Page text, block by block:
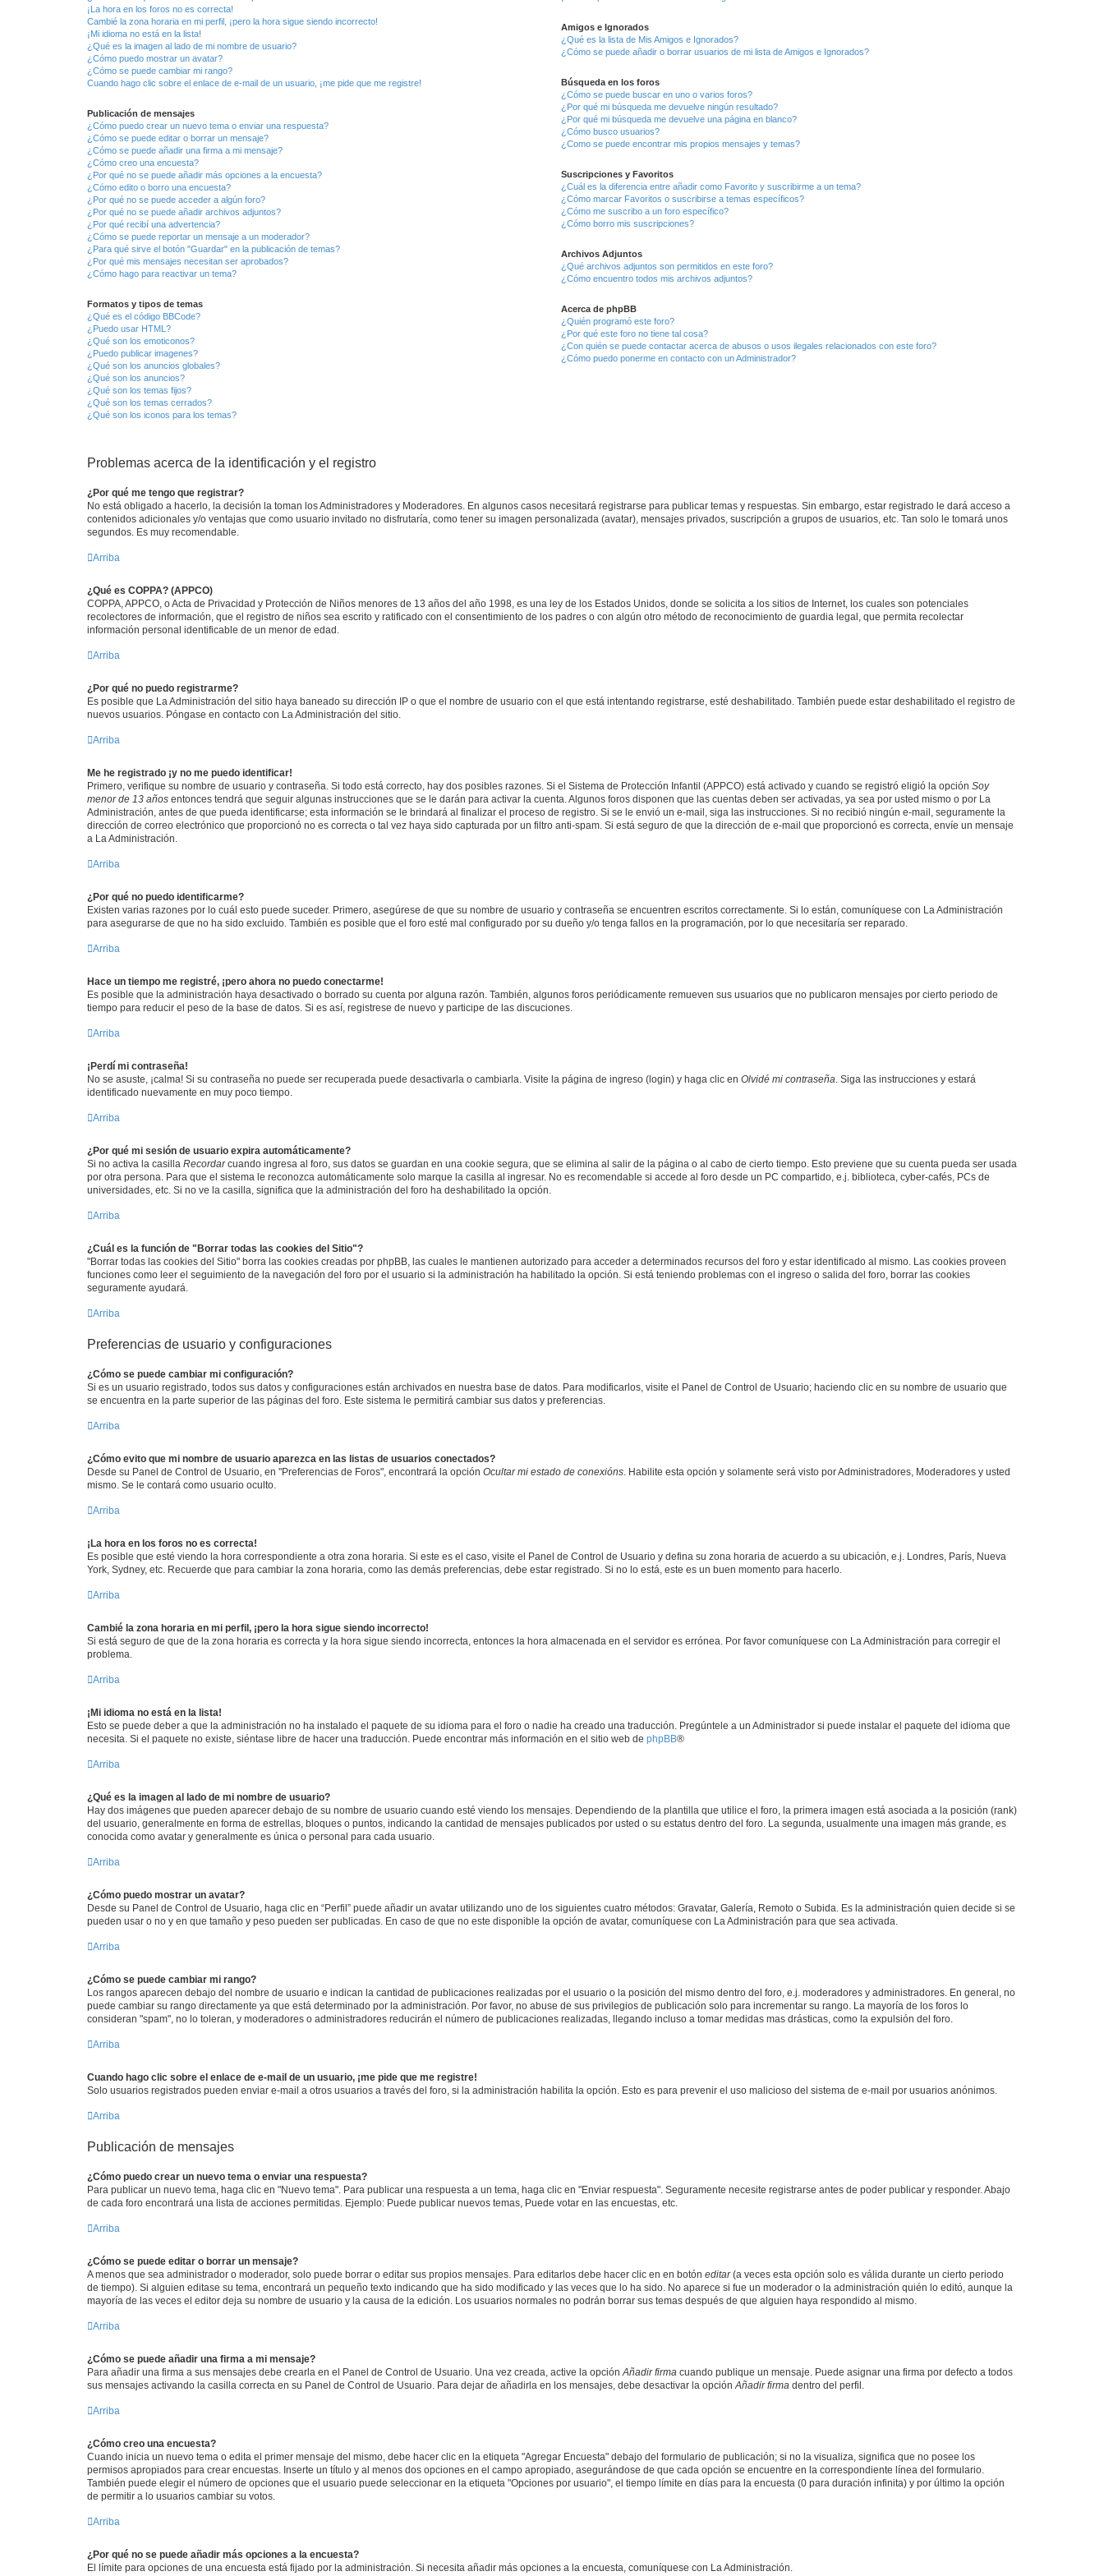
¡La hora en los foros no es correcta!
Cambié la zona horaria en mi perfil, ¡pero la hora sigue siendo incorrecto!
¡Mi idioma no está en la lista!
¿Qué es la imagen al lado de mi nombre de usuario?
¿Cómo puedo mostrar un avatar?
¿Cómo se puede cambiar mi rango?
Cuando hago clic sobre el enlace de e-mail de un usuario, ¡me pide que me registre!
Publicación de mensajes
¿Cómo puedo crear un nuevo tema o enviar una respuesta?
¿Cómo se puede editar o borrar un mensaje?
¿Cómo se puede añadir una firma a mi mensaje?
¿Cómo creo una encuesta?
¿Por qué no se puede añadir más opciones a la encuesta?
¿Cómo edito o borro una encuesta?
¿Por qué no se puede acceder a algún foro?
¿Por qué no se puede añadir archivos adjuntos?
¿Por qué recibí una advertencia?
¿Cómo se puede reportar un mensaje a un moderador?
¿Para qué sirve el botón "Guardar" en la publicación de temas?
¿Por qué mis mensajes necesitan ser aprobados?
¿Cómo hago para reactivar un tema?
Formatos y tipos de temas
¿Qué es el código BBCode?
¿Puedo usar HTML?
¿Qué son los emoticonos?
¿Puedo publicar imagenes?
¿Qué son los anuncios globales?
¿Qué son los anuncios?
¿Qué son los temas fijos?
¿Qué son los temas cerrados?
¿Qué son los iconos para los temas?
Amigos e Ignorados
¿Qué es la lista de Mis Amigos e Ignorados?
¿Cómo se puede añadir o borrar usuarios de mi lista de Amigos e Ignorados?
Búsqueda en los foros
¿Cómo se puede buscar en uno o varios foros?
¿Por qué mi búsqueda me devuelve ningún resultado?
¿Por qué mi búsqueda me devuelve una página en blanco?
¿Cómo busco usuarios?
¿Como se puede encontrar mis propios mensajes y temas?
Suscripciones y Favoritos
¿Cuál es la diferencia entre añadir como Favorito y suscribirme a un tema?
¿Cómo marcar Favoritos o suscribirse a temas específicos?
¿Cómo me suscribo a un foro específico?
¿Cómo borro mis suscripciones?
Archivos Adjuntos
¿Qué archivos adjuntos son permitidos en este foro?
¿Cómo encuentro todos mis archivos adjuntos?
Acerca de phpBB
¿Quién programó este foro?
¿Por qué este foro no tiene tal cosa?
¿Con quién se puede contactar acerca de abusos o usos ilegales relacionados con este foro?
¿Cómo puedo ponerme en contacto con un Administrador?
Problemas acerca de la identificación y el registro
¿Por qué me tengo que registrar?
No está obligado a hacerlo, la decisión la toman los Administradores y Moderadores. En algunos casos necesitará registrarse para publicar temas y respuestas. Sin embargo, estar registrado le dará acceso a
contenidos adicionales y/o ventajas que como usuario invitado no disfrutaría, como tener su imagen personalizada (avatar), mensajes privados, suscripción a grupos de usuarios, etc. Tan solo le tomará unos
segundos. Es muy recomendable.
Arriba
¿Qué es COPPA? (APPCO)
COPPA, APPCO, o Acta de Privacidad y Protección de Niños menores de 13 años del año 1998, es una ley de los Estados Unidos, donde se solicita a los sitios de Internet, los cuales son potenciales
recolectores de información, que el registro de niños sea escrito y ratificado con el consentimiento de los padres o con algún otro método de reconocimiento de guardia legal, que permita recolectar
información personal identificable de un menor de edad.
Arriba
¿Por qué no puedo registrarme?
Es posible que La Administración del sitio haya baneado su dirección IP o que el nombre de usuario con el que está intentando registrarse, esté deshabilitado. También puede estar deshabilitado el registro de
nuevos usuarios. Póngase en contacto con La Administración del sitio.
Arriba
Me he registrado ¡y no me puedo identificar!
Primero, verifique su nombre de usuario y contraseña. Si todo está correcto, hay dos posibles razones. Si el Sistema de Protección Infantil (APPCO) está activado y cuando se registró eligió la opción Soy
menor de 13 años entonces tendrá que seguir algunas instrucciones que se le darán para activar la cuenta. Algunos foros disponen que las cuentas deben ser activadas, ya sea por usted mismo o por La
Administración, antes de que pueda identificarse; esta información se le brindará al finalizar el proceso de registro. Si se le envió un e-mail, siga las instrucciones. Si no recibió ningún e-mail, seguramente la
dirección de correo electrónico que proporcionó no es correcta o tal vez haya sido capturada por un filtro anti-spam. Si está seguro de que la dirección de e-mail que proporcionó es correcta, envíe un mensaje
a La Administración.
Arriba
¿Por qué no puedo identificarme?
Existen varias razones por lo cuál esto puede suceder. Primero, asegúrese de que su nombre de usuario y contraseña se encuentren escritos correctamente. Si lo están, comuníquese con La Administración
para asegurarse de que no ha sido excluido. También es posible que el foro esté mal configurado por su dueño y/o tenga fallos en la programación, por lo que necesitaría ser reparado.
Arriba
Hace un tiempo me registré, ¡pero ahora no puedo conectarme!
Es posible que la administración haya desactivado o borrado su cuenta por alguna razón. También, algunos foros periódicamente remueven sus usuarios que no publicaron mensajes por cierto periodo de
tiempo para reducir el peso de la base de datos. Si es así, registrese de nuevo y participe de las discuciones.
Arriba
¡Perdí mi contraseña!
No se asuste, ¡calma! Si su contraseña no puede ser recuperada puede desactivarla o cambiarla. Visite la página de ingreso (login) y haga clic en Olvidé mi contraseña . Siga las instrucciones y estará
identificado nuevamente en muy poco tiempo.
Arriba
¿Por qué mi sesión de usuario expira automáticamente?
Si no activa la casilla Recordarcuando ingresa al foro, sus datos se guardan en una cookie segura, que se elimina al salir de la página o al cabo de cierto tiempo. Esto previene que su cuenta pueda ser usada
por otra persona. Para que el sistema le reconozca automáticamente solo marque la casilla al ingresar. No es recomendable si accede al foro desde un PC compartido, e.j. biblioteca, cyber-cafés, PCs de
universidades, etc. Si no ve la casilla, significa que la administración del foro ha deshabilitado la opción.
Arriba
¿Cuál es la función de "Borrar todas las cookies del Sitio"?
"Borrar todas las cookies del Sitio" borra las cookies creadas por phpBB, las cuales le mantienen autorizado para acceder a determinados recursos del foro y estar identificado al mismo. Las cookies proveen
funciones como leer el seguimiento de la navegación del foro por el usuario si la administración ha habilitado la opción. Si está teniendo problemas con el ingreso o salida del foro, borrar las cookies
seguramente ayudará.
Arriba
Preferencias de usuario y configuraciones
¿Cómo se puede cambiar mi configuración?
Si es un usuario registrado, todos sus datos y configuraciones están archivados en nuestra base de datos. Para modificarlos, visite el Panel de Control de Usuario; haciendo clic en su nombre de usuario que
se encuentra en la parte superior de las páginas del foro. Este sistema le permitirá cambiar sus datos y preferencias.
Arriba
¿Cómo evito que mi nombre de usuario aparezca en las listas de usuarios conectados?
Desde su Panel de Control de Usuario, en "Preferencias de Foros", encontrará la opción Ocultar mi estado de conexións . Habilite esta opción y solamente será visto por Administradores, Moderadores y usted
mismo. Se le contará como usuario oculto.
Arriba
¡La hora en los foros no es correcta!
Es posible que esté viendo la hora correspondiente a otra zona horaria. Si este es el caso, visite el Panel de Control de Usuario y defina su zona horaria de acuerdo a su ubicación, e.j. Londres, París, Nueva
York, Sydney, etc. Recuerde que para cambiar la zona horaria, como las demás preferencias, debe estar registrado. Si no lo está, este es un buen momento para hacerlo.
Arriba
Cambié la zona horaria en mi perfil, ¡pero la hora sigue siendo incorrecto!
Si está seguro de que de la zona horaria es correcta y la hora sigue siendo incorrecta, entonces la hora almacenada en el servidor es errónea. Por favor comuníquese con La Administración para corregir el
problema.
Arriba
¡Mi idioma no está en la lista!
Esto se puede deber a que la administración no ha instalado el paquete de su idioma para el foro o nadie ha creado una traducción. Pregúntele a un Administrador si puede instalar el paquete del idioma que
necesita. Si el paquete no existe, siéntase libre de hacer una traducción. Puede encontrar más información en el sitio web de phpBB®
Arriba
¿Qué es la imagen al lado de mi nombre de usuario?
Hay dos imágenes que pueden aparecer debajo de su nombre de usuario cuando esté viendo los mensajes. Dependiendo de la plantilla que utilice el foro, la primera imagen está asociada a la posición (rank)
del usuario, generalmente en forma de estrellas, bloques o puntos, indicando la cantidad de mensajes publicados por usted o su estatus dentro del foro. La segunda, usualmente una imagen más grande, es
conocida como avatar y generalmente es única o personal para cada usuario.
Arriba
¿Cómo puedo mostrar un avatar?
Desde su Panel de Control de Usuario, haga clic en “Perfil” puede añadir un avatar utilizando uno de los siguientes cuatro métodos: Gravatar, Galería, Remoto o Subida. Es la administración quien decide si se
pueden usar o no y en que tamaño y peso pueden ser publicadas. En caso de que no este disponible la opción de avatar, comuníquese con La Administración para que sea activada.
Arriba
¿Cómo se puede cambiar mi rango?
Los rangos aparecen debajo del nombre de usuario e indican la cantidad de publicaciones realizadas por el usuario o la posición del mismo dentro del foro, e.j. moderadores y administradores. En general, no
puede cambiar su rango directamente ya que está determinado por la administración. Por favor, no abuse de sus privilegios de publicación solo para incrementar su rango. La mayoría de los foros lo
consideran "spam", no lo toleran, y moderadores o administradores reducirán el número de publicaciones realizadas, llegando incluso a tomar medidas mas drásticas, como la expulsión del foro.
Arriba
Cuando hago clic sobre el enlace de e-mail de un usuario, ¡me pide que me registre!
Solo usuarios registrados pueden enviar e-mail a otros usuarios a través del foro, si la administración habilita la opción. Esto es para prevenir el uso malicioso del sistema de e-mail por usuarios anónimos.
Arriba
Publicación de mensajes
¿Cómo puedo crear un nuevo tema o enviar una respuesta?
Para publicar un nuevo tema, haga clic en "Nuevo tema". Para publicar una respuesta a un tema, haga clic en "Enviar respuesta". Seguramente necesite registrarse antes de poder publicar y responder. Abajo
de cada foro encontrará una lista de acciones permitidas. Ejemplo: Puede publicar nuevos temas, Puede votar en las encuestas, etc.
Arriba
¿Cómo se puede editar o borrar un mensaje?
A menos que sea administrador o moderador, solo puede borrar o editar sus propios mensajes. Para editarlos debe hacer clic en en botón editar(a veces esta opción solo es válida durante un cierto periodo
de tiempo). Si alguien editase su tema, encontrará un pequeño texto indicando que ha sido modificado y las veces que lo ha sido. No aparece si fue un moderador o la administración quién lo editó, aunque la
mayoría de las veces el editor deja su nombre de usuario y la causa de la edición. Los usuarios normales no podrán borrar sus temas después de que alguien haya respondido al mismo.
Arriba
¿Cómo se puede añadir una firma a mi mensaje?
Para añadir una firma a sus mensajes debe crearla en el Panel de Control de Usuario. Una vez creada, active la opción Añadir firma cuando publique un mensaje. Puede asignar una firma por defecto a todos
sus mensajes activando la casilla correcta en su Panel de Control de Usuario. Para dejar de añadirla en los mensajes, debe desactivar la opción Añadir firma dentro del perfil.
Arriba
¿Cómo creo una encuesta?
Cuando inicia un nuevo tema o edita el primer mensaje del mismo, debe hacer clic en la etiqueta "Agregar Encuesta" debajo del formulario de publicación; si no la visualiza, significa que no posee los
permisos apropiados para crear encuestas. Inserte un título y al menos dos opciones en el campo apropiado, asegurándose de que cada opción se encuentre en la correspondiente línea del formulario.
También puede elegir el número de opciones que el usuario puede seleccionar en la etiqueta "Opciones por usuario", el tiempo límite en días para la encuesta (0 para duración infinita) y por último la opción
de permitir a lo usuarios cambiar su votos.
Arriba
¿Por qué no se puede añadir más opciones a la encuesta?
El límite para opciones de una encuesta está fijado por la administración. Si necesita añadir más opciones a la encuesta, comuníquese con La Administración.